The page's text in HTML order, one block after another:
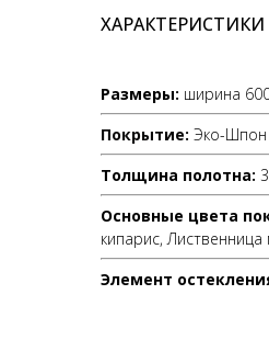
ХАРАКТЕРИСТИКИ
Размеры: ширина
Покрытие: Эко-Шпон
Толщина полотна:
Основные цвета
кипарис,
Элемент